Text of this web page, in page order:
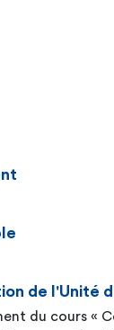
de l'Unité
du cours «